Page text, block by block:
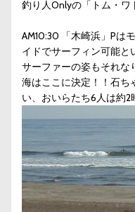
釣り人Onlyの「トム・ワ
AM10:30 「木崎浜」Pは
イドでサーフィン可能
サーファーの姿もそれな
海はここに決定！！石ち
い、おいらたち6人は約2